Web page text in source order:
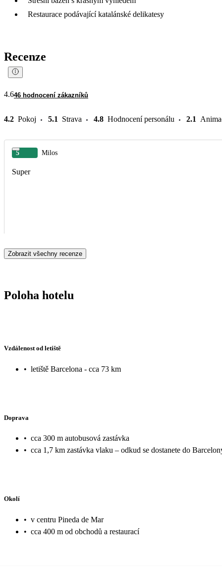
Restaurace podávající katalánské delikatesy
Recenze
4.646 hodnocení zákazníků
4.2 Pokoj 5.1 Strava 4.8 Hodnocení personálu 2.1
5 Milos
Super
Zobrazit všechny recenze
Poloha hotelu
Vzdálenost od letiště
• letiště Barcelona - cca 73 km
Doprava
• cca 300 m autobusová zastávka
• cca 1,7 km zastávka vlaku – odkud se dostanete do
Okolí
• v centru Pineda de Mar
• cca 400 m od obchodů a restaurací